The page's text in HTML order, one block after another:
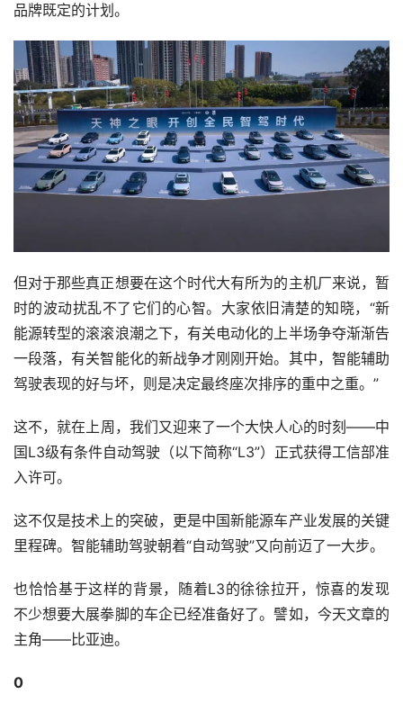
品牌既定的计划。
但对于那些真正想要在这个时代大有所为的主机厂来说，暂
时的波动扰乱不了它们的心智。大家依旧清楚的知晓，“新
能源转型的滚滚浪潮之下，有关电动化的上半场争夺渐渐告
一段落，有关智能化的新战争才刚刚开始。其中，智能辅助
驾驶表现的好与坏，则是决定最终座次排序的重中之重。”
这不，就在上周，我们又迎来了一个大快人心的时刻——中
国L3级有条件自动驾驶（以下简称“L3”）正式获得工信部准
入许可。
这不仅是技术上的突破，更是中国新能源车产业发展的关键
里程碑。智能辅助驾驶朝着“自动驾驶”又向前迈了一大步。
也恰恰基于这样的背景，随着L3的徐徐拉开，惊喜的发现
不少想要大展拳脚的车企已经准备好了。譬如，今天文章的
主角——比亚迪。
0